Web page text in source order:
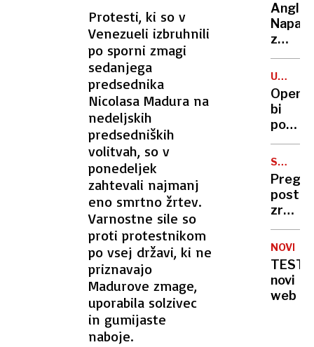
Protesti, ki so v
Venezueli izbruhnili
po sporni zmagi
sedanjega
predsednika
Nicolasa Madura na
nedeljskih
predsedniških
volitvah, so v
ponedeljek
zahtevali najmanj
eno smrtno žrtev.
Varnostne sile so
proti protestnikom
po vsej državi, ki ne
priznavajo
Madurove zmage,
uporabila solzivec
in gumijaste
naboje.
z
nožem
ubil
dva
več
ljudi
huje
bi
pot
iz
izgub
iskal
s
GALAXY
Z
FOLD6
zrele
NOVICE
TEST
novi
web